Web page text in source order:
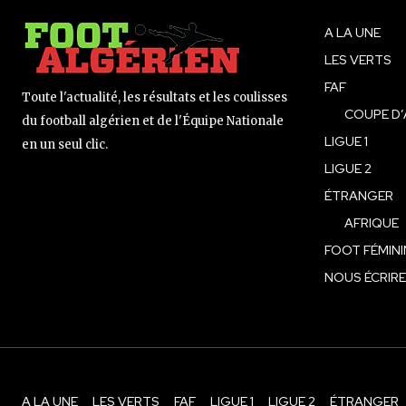
Toute l'actualité, les résultats et les coulisses
du football algérien et de l'Équipe Nationale
en un seul clic.
A LA UNE
LES VERTS
FAF
COUPE
LIGUE 1
LIGUE 2
ÉTRANGER
AFRIQUE
FOOT
NOUS ÉCRIRE
A LA UNE LES VERTS FAF LIGUE 1 LIGUE 2 ÉTRANGER